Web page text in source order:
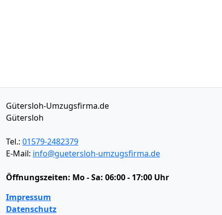
Gütersloh-Umzugsfirma.de
Gütersloh
Tel.: 01579-2482379
E-Mail: info@guetersloh-umzugsfirma.de
Öffnungszeiten: Mo - Sa: 06:00 - 17:00 Uhr
Impressum
Datenschutz